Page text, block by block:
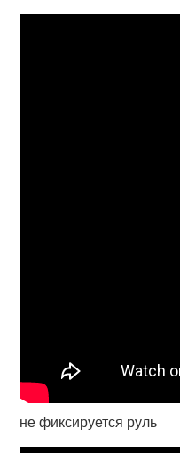
не фиксируется руль